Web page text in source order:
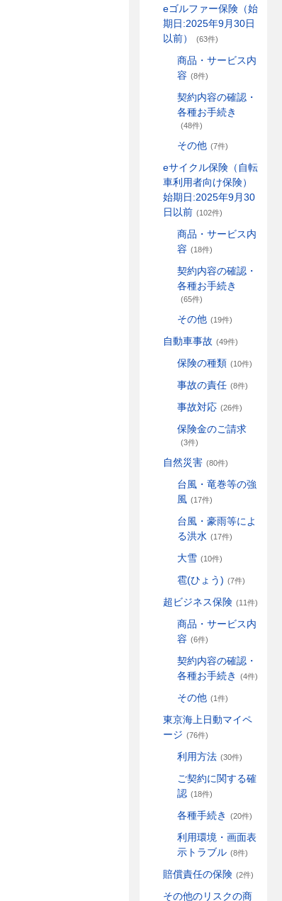
eゴルファー保険（始
期日:2025年9月30日
以前）
(63件)
商品・サービス内
容 (8件)
契約内容の確認・
各種お手続き
(48件)
その他 (7件)
eサイクル保険（自転
車利用者向け保険）
始期日:2025年9月30
日以前 (102件)
商品・サービス内
容 (18件)
契約内容の確認・
各種お手続き
(65件)
その他 (19件)
自動車事故 (49件)
保険の種類 (10件)
事故の責任 (8件)
事故対応 (26件)
保険金のご請求
(3件)
自然災害 (80件)
台風・竜巻等の強
風 (17件)
台風・豪雨等によ
る洪水 (17件)
大雪 (10件)
雹(ひょう) (7件)
超ビジネス保険 (11件)
商品・サービス内
容 (6件)
契約内容の確認・
各種お手続き
(4件)
その他 (1件)
東京海上日動マイペ
ージ (76件)
利用方法 (30件)
ご契約に関する確
認 (18件)
各種手続き (20件)
利用環境・画面表
示トラブル (8件)
賠償責任の保険 (2件)
その他のリスクの商